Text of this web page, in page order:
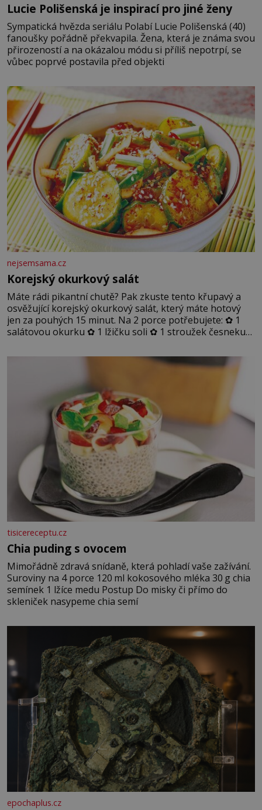
Lucie Polišenská je inspirací pro jiné ženy
Sympatická hvězda seriálu Polabí Lucie Polišenská (40)
fanoušky pořádně překvapila. Žena, která je známa svou
přirozeností a na okázalou módu si příliš nepotrpí, se
vůbec poprvé postavila před objekti
nejsemsama.cz
Korejský okurkový salát
Máte rádi pikantní chutě? Pak zkuste tento křupavý a
osvěžující korejský okurkový salát, který máte hotový
jen za pouhých 15 minut. Na 2 porce potřebujete: ✿ 1
salátovou okurku ✿ 1 lžičku soli ✿ 1 stroužek česneku
sezamového oleje ✿ 1 lžičku chilli ✿ 1 lžičku cukru ✿ 1
jarní cibulku ✿ 1 lžíci sezamových semínek
tisicereceptu.cz
Chia puding s ovocem
Mimořádně zdravá snídaně, která pohladí vaše zažívání.
Suroviny na 4 porce 120 ml kokosového mléka 30 g chia
semínek 1 lžíce medu Postup Do misky či přímo do
skleniček nasypeme chia semí
epochaplus.cz